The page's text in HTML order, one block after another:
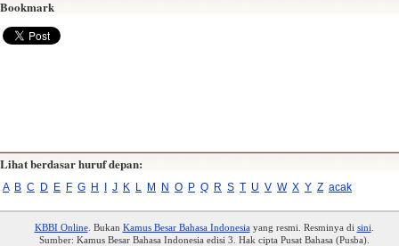
Bookmark
Lihat berdasar huruf depan:
A B C D E F G H J K L M N O P Q R S T U V W X Y Z acak
KBBI Online. Bukan Kamus Besar Bahasa Indonesiayang resmi. Resminya di sini
Sumber: Kamus Besar Bahasa Indonesia edisi 3. Hak cipta Pusat Bahasa (Pusba).